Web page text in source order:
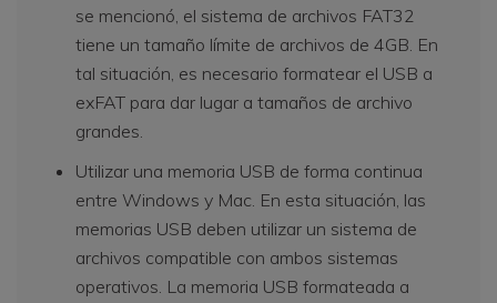
se mencionó, el sistema de archivos FAT32
tiene un tamaño límite de archivos de 4GB. En
tal situación, es necesario formatear el USB a
exFAT para dar lugar a tamaños de archivo
grandes.
Utilizar una memoria USB de forma continua
entre Windows y Mac. En esta situación, las
memorias USB deben utilizar un sistema de
archivos compatible con ambos sistemas
operativos. La memoria USB formateada a